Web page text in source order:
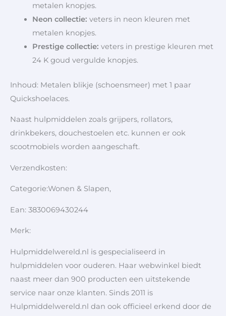
metalen knopjes.
Neon collectie: veters in neon kleuren met
metalen knopjes.
Prestige collectie: veters in prestige kleuren met
24 K goud vergulde knopjes.
Inhoud: Metalen blikje (schoensmeer) met 1 paar
Quickshoelaces.
Naast hulpmiddelen zoals grijpers, rollators,
drinkbekers, douchestoelen etc. kunnen er ook
scootmobiels worden aangeschaft.
Verzendkosten:
Categorie:Wonen & Slapen,
Ean: 3830069430244
Merk:
Hulpmiddelwereld.nl is gespecialiseerd in
hulpmiddelen voor ouderen. Haar webwinkel biedt
naast meer dan 900 producten een uitstekende
service naar onze klanten. Sinds 2011 is
Hulpmiddelwereld.nl dan ook officieel erkend door de